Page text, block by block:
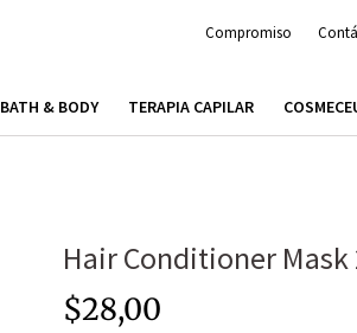
Compromiso
BATH & BODY TERAPIA CAPILAR
Hair Conditioner Mask
$28,00